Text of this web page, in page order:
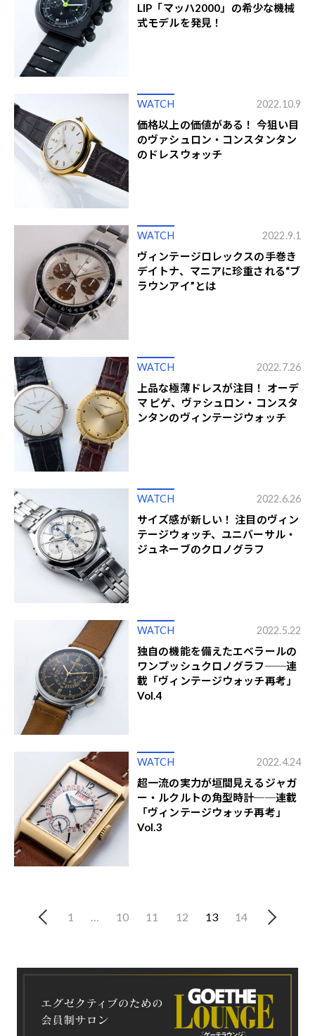
LIP「マッハ2000」の希少な機械
式モデルを発見！
WATCH 2022.10.9
価格以上の価値がある！ 今狙い目
のヴァシュロン・コンスタンタン
のドレスウォッチ
WATCH 2022.9.1
ヴィンテージロレックスの手巻き
デイトナ、マニアに珍重される“ブ
ラウンアイ”とは
WATCH 2022.7.26
上品な極薄ドレスが注目！ オーデ
マ ピゲ、ヴァシュロン・コンスタ
ンタンのヴィンテージウォッチ
WATCH 2022.6.26
サイズ感が新しい！ 注目のヴィン
テージウォッチ、ユニバーサル・
ジュネーブのクロノグラフ
WATCH 2022.5.22
独自の機能を備えたエベラールの
ワンプッシュクロノグラフ──連
載「ヴィンテージウォッチ再考」
Vol.4
WATCH 2022.4.24
超一流の実力が垣間見えるジャガ
ー・ルクルトの角型時計──連載
「ヴィンテージウォッチ再考」
Vol.3
1 … 10 11 12 13 14